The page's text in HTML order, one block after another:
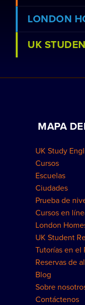
LONDON
UK
MAPA
UK Study
Cursos
Escuelas
Ciudades
Prueba de
Cursos en
London
UK Student
Tutorías en el
Reservas de
Blog
Sobre
Contáctenos